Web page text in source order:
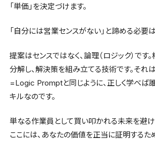
「単価」を決定づけます。
「自分には営業センスがない」と諦める必要
提案はセンスではなく、論理（ロジック）です
分解し、解決策を組み立てる技術です。それ
=Logic Promptと同じように、正しく学べば
キルなのです。
単なる作業員として買い叩かれる未来を避け
ここには、あなたの価値を正当に証明するた